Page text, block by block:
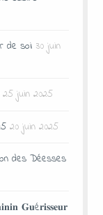
de soi 30 juin
25 juin 2025
20 juin 2025
des Déesses
𝐆𝐮é𝐫𝐢𝐬𝐬𝐞𝐮𝐫